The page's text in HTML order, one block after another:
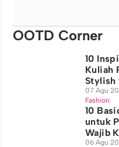
OOTD Corner
10
Kuliah
Stylish
07 Agu
Fashion
10
untuk
Wajib
06 Agu